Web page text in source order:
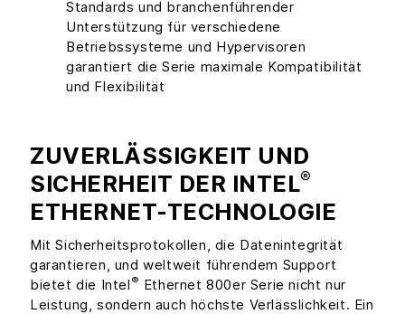
Standards und branchenführender
Unterstützung für verschiedene
Betriebssysteme und Hypervisoren
garantiert die Serie maximale Kompatibilität
und Flexibilität
ZUVERLÄSSIGKEIT UND
SICHERHEIT DER INTEL®
ETHERNET-TECHNOLOGIE
Mit Sicherheitsprotokollen, die Datenintegrität
garantieren, und weltweit führendem Support
bietet die Intel ® Ethernet 800er Serie nicht nur
Leistung, sondern auch höchste Verlässlichkeit. Ein